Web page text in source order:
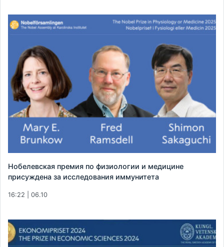
Нобелевская премия по физиологии и медицине
присуждена за исследования иммунитета
16:22 | 06.10